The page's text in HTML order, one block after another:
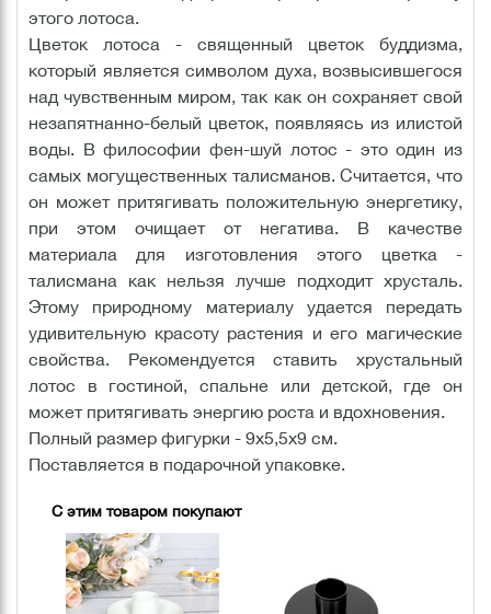
этого лотоса.
Цветок лотоса - священный цветок буддизма,
который является символом духа, возвысившегося
над чувственным миром, так как он сохраняет свой
незапятнанно-белый цветок, появляясь из илистой
воды. В философии фен-шуй лотос - это один из
самых могущественных талисманов. Считается, что
он может притягивать положительную энергетику,
при этом очищает от негатива. В качестве
материала для изготовления этого цветка -
талисмана как нельзя лучше подходит хрусталь.
Этому природному материалу удается передать
удивительную красоту растения и его магические
свойства. Рекомендуется ставить хрустальный
лотос в гостиной, спальне или детской, где он
может притягивать энергию роста и вдохновения.
Полный размер фигурки - 9х5,5х9 см.
Поставляется в подарочной упаковке.
С этим товаром покупают